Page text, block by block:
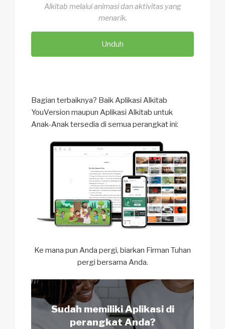
Alkitab melalui animasi dan aktivitas yang
menarik.
Unduh
Bagian terbaiknya? Baik Aplikasi Alkitab
YouVersion maupun Aplikasi Alkitab untuk
Anak-Anak tersedia di semua perangkat ini:
Ke mana pun Anda pergi, biarkan Firman Tuhan
pergi bersama Anda.
Sudah memiliki Aplikasi di
perangkat Anda?